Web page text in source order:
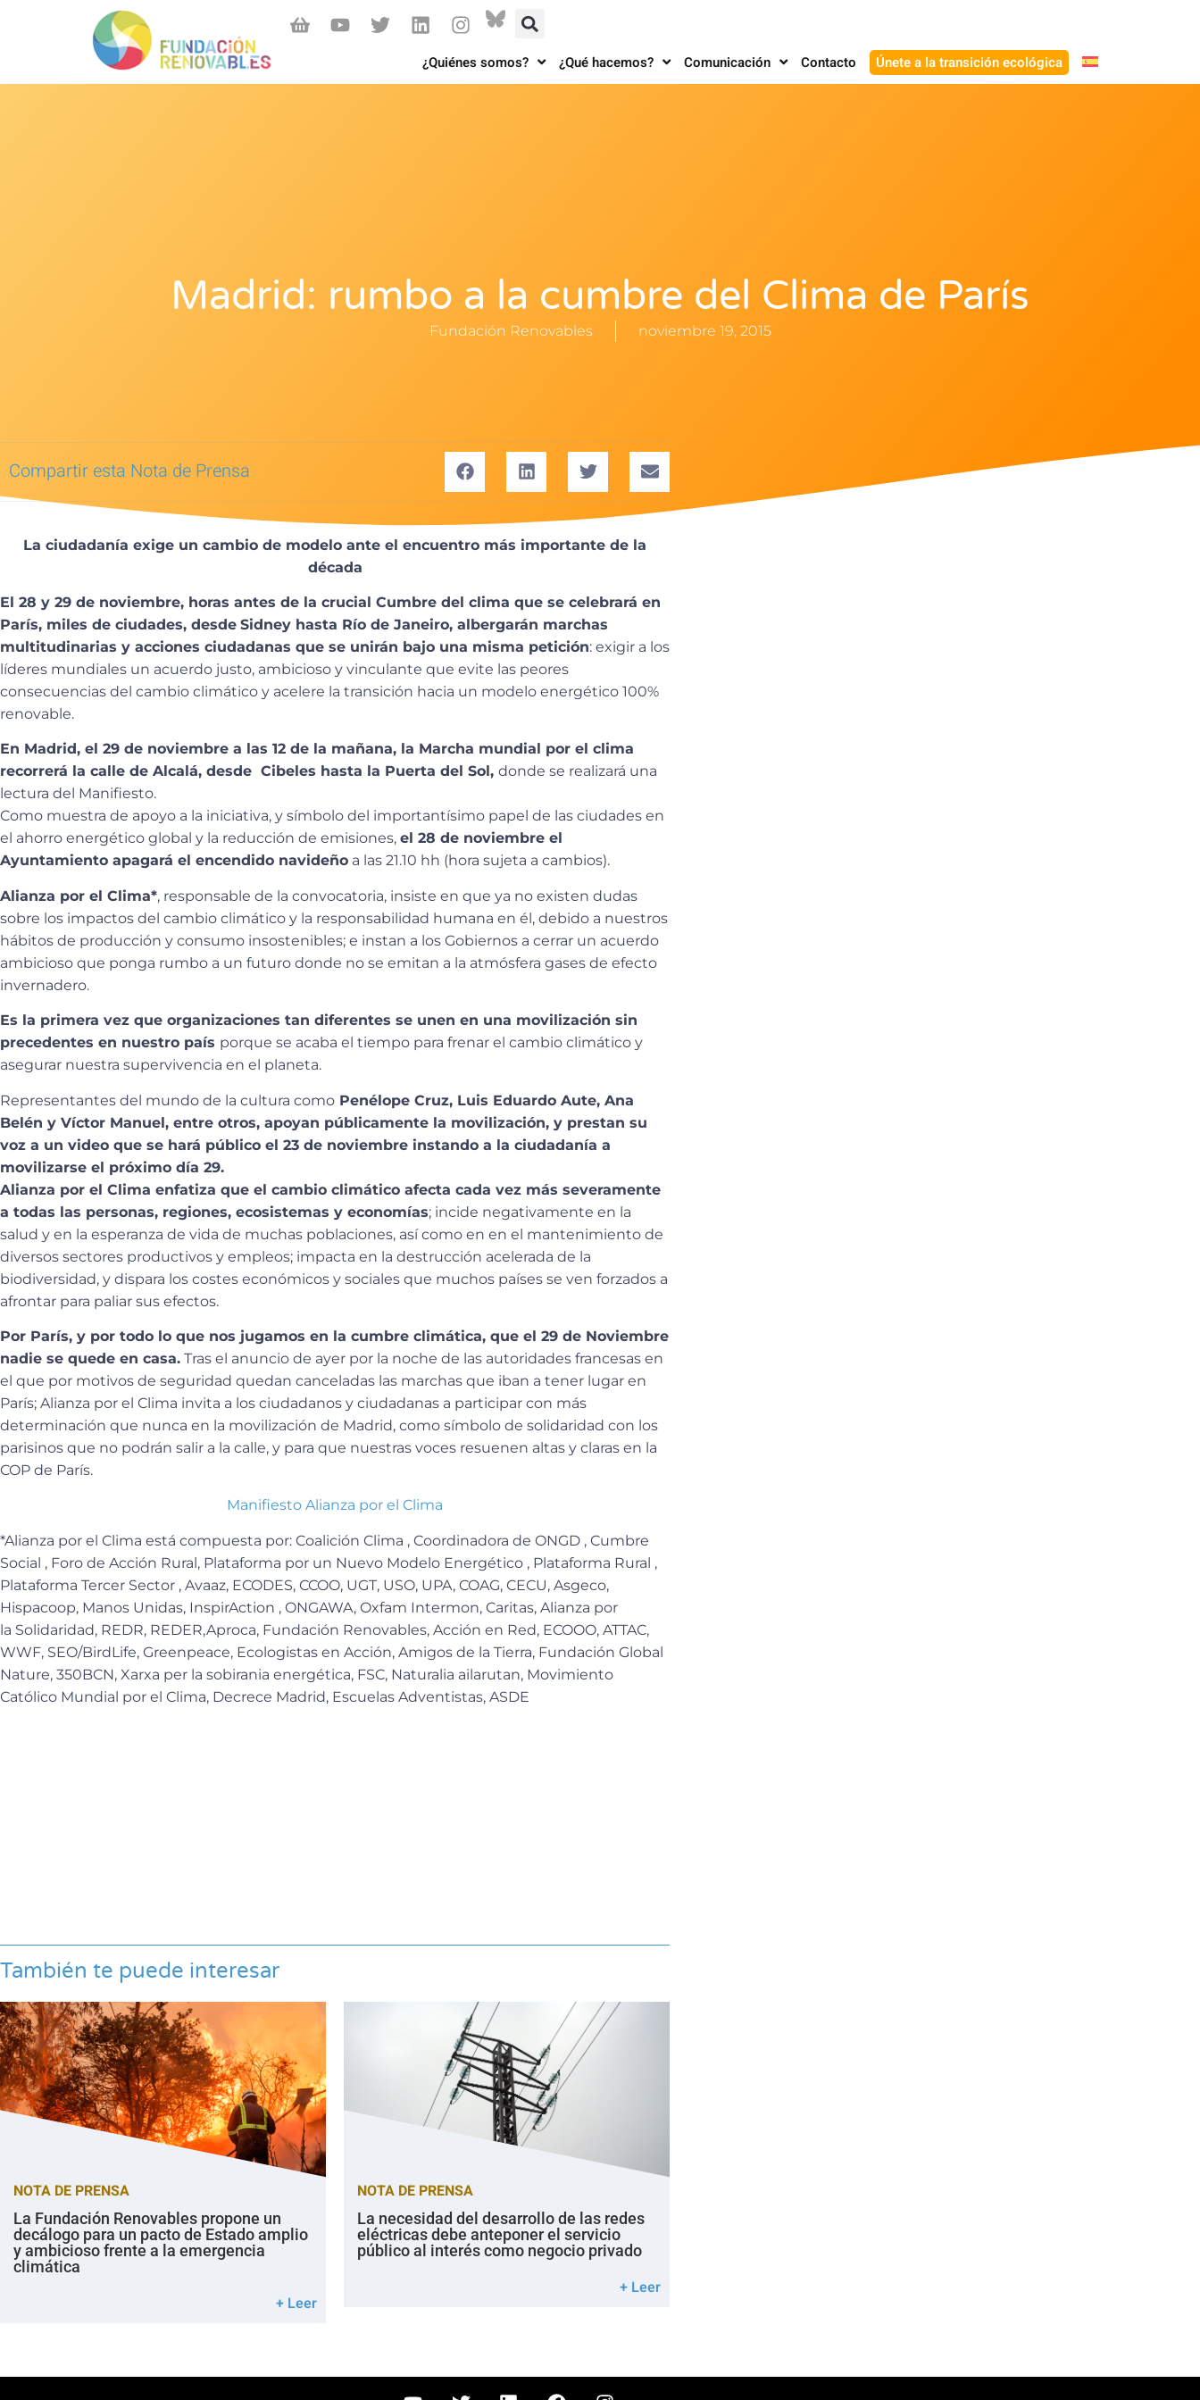
¿Quiénes somos? ¿Qué hacemos? Comunicación Contacto Únete a la transición ecológica
Madrid: rumbo a la cumbre del Clima de París
Fundación Renovables noviembre 19, 2015
Compartir esta Nota de Prensa
La ciudadanía exige un cambio de modelo ante el encuentro más importante de la
década
El 28 y 29 de noviembre, horas antes de la crucial Cumbre del clima que se celebrará en
París, miles de ciudades, desde Sidney hasta Río de Janeiro, albergarán marchas
multitudinarias y acciones ciudadanas que se unirán bajo una misma petición: exigir a los
líderes mundiales un acuerdo justo, ambicioso y vinculante que evite las peores
consecuencias del cambio climático y acelere la transición hacia un modelo energético 100%
renovable.
En Madrid, el 29 de noviembre a las 12 de la mañana, la Marcha mundial por el clima
recorrerá la calle de Alcalá, desde Cibeles hasta la Puerta del Sol, donde se realizará una
lectura del Manifiesto.
Como muestra de apoyo a la iniciativa, y símbolo del importantísimo papel de las ciudades en
el ahorro energético global y la reducción de emisiones, el 28 de noviembre el
Ayuntamiento apagará el encendido navideño a las 21.10 hh (hora sujeta a cambios).
Alianza por el Clima*, responsable de la convocatoria, insiste en que ya no existen dudas
sobre los impactos del cambio climático y la responsabilidad humana en él, debido a nuestros
hábitos de producción y consumo insostenibles; e instan a los Gobiernos a cerrar un acuerdo
ambicioso que ponga rumbo a un futuro donde no se emitan a la atmósfera gases de efecto
invernadero.
Es la primera vez que organizaciones tan diferentes se unen en una movilización sin
precedentes en nuestro país porque se acaba el tiempo para frenar el cambio climático y
asegurar nuestra supervivencia en el planeta.
Representantes del mundo de la cultura como Penélope Cruz, Luis Eduardo Aute, Ana
Belén y Víctor Manuel, entre otros, apoyan públicamente la movilización, y prestan su
voz a un video que se hará público el 23 de noviembre instando a la ciudadanía a
movilizarse el próximo día 29.
Alianza por el Clima enfatiza que el cambio climático afecta cada vez más severamente
a todas las personas, regiones, ecosistemas y economías; incide negativamente en la
salud y en la esperanza de vida de muchas poblaciones, así como en en el mantenimiento de
diversos sectores productivos y empleos; impacta en la destrucción acelerada de la
biodiversidad, y dispara los costes económicos y sociales que muchos países se ven forzados a
afrontar para paliar sus efectos.
Por París, y por todo lo que nos jugamos en la cumbre climática, que el 29 de Noviembre
nadie se quede en casa. Tras el anuncio de ayer por la noche de las autoridades francesas en
el que por motivos de seguridad quedan canceladas las marchas que iban a tener lugar en
París; Alianza por el Clima invita a los ciudadanos y ciudadanas a participar con más
determinación que nunca en la movilización de Madrid, como símbolo de solidaridad con los
parisinos que no podrán salir a la calle, y para que nuestras voces resuenen altas y claras en la
COP de París.
Manifiesto Alianza por el Clima
*Alianza por el Clima está compuesta por: Coalición Clima , Coordinadora de ONGD , Cumbre
Social , Foro de Acción Rural, Plataforma por un Nuevo Modelo Energético , Plataforma Rural ,
Plataforma Tercer Sector , Avaaz, ECODES, CCOO, UGT, USO, UPA, COAG, CECU, Asgeco,
Hispacoop, Manos Unidas, InspirAction , ONGAWA, Oxfam Intermon, Caritas, Alianza por
la Solidaridad, REDR, REDER,Aproca, Fundación Renovables, Acción en Red, ECOOO, ATTAC,
WWF, SEO/BirdLife, Greenpeace, Ecologistas en Acción, Amigos de la Tierra, Fundación Global
Nature, 350BCN, Xarxa per la sobirania energética, FSC, Naturalia ailarutan, Movimiento
Católico Mundial por el Clima, Decrece Madrid, Escuelas Adventistas, ASDE
También te puede interesar
NOTA DE PRENSA
La Fundación Renovables propone un
decálogo para un pacto de Estado amplio
y ambicioso frente a la emergencia
climática
+ Leer
NOTA DE PRENSA
La necesidad del desarrollo de las redes
eléctricas debe anteponer el servicio
público al interés como negocio privado
+ Leer